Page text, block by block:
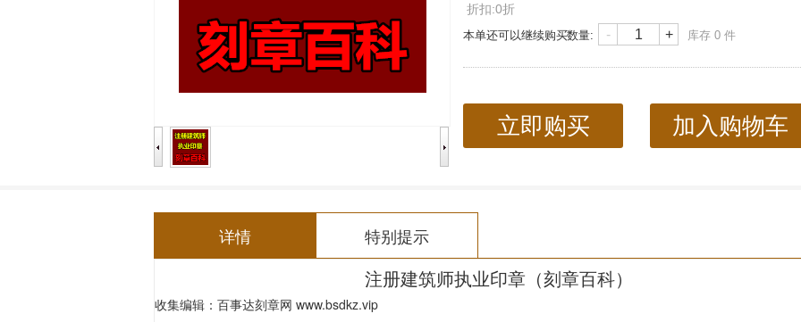
折扣:0折
本单还可以继续购买数量: - + 库存 0 件
立即购买 加入购物车
详情 特别提示
注册建筑师执业印章 （刻章百科）
收集编辑： 百事达刻章网 www.bsdkz.vip